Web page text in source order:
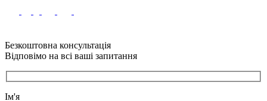
Безкоштовна консультація
Відповімо на всі ваші запитання
Ім'я